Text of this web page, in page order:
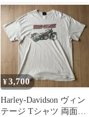
ョンKIT XL883 1200
¥3,700
Harley-Davidson ヴィン
テージ Tシャツ 両面プ